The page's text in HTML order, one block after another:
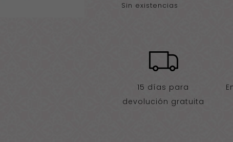
Sin existencias
15 días para
devolución gratuita